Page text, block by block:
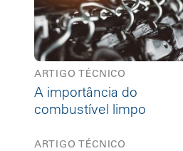
ARTIGO TÉCNICO
A importância do
combustível limpo
ARTIGO TÉCNICO